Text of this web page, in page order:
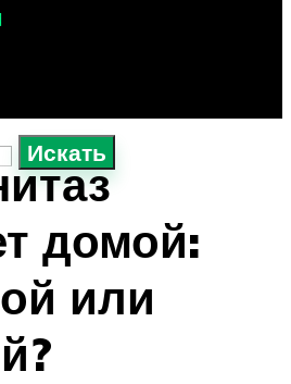
Искать
домой:
или